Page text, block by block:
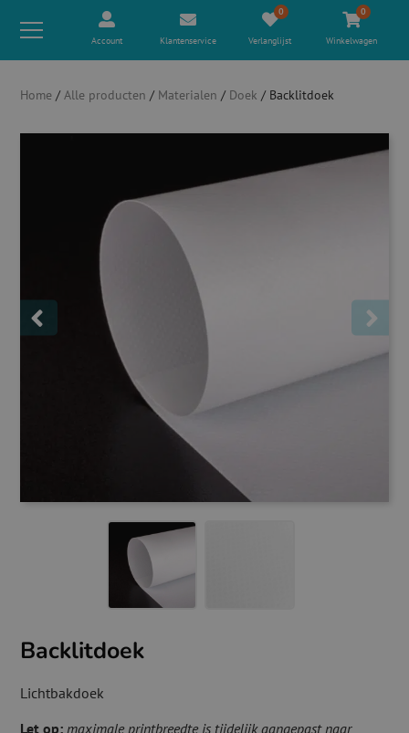
Account Klantenservice
0
Verlanglijst
0
Winkelwagen
Home / Alle producten / Materialen / Doek / Backlitdoek
Backlitdoek
Lichtbakdoek
Let op: maximale printbreedte is tijdelijk aangepast naar